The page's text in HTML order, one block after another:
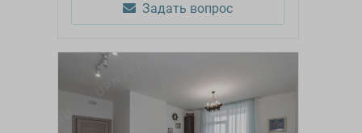
Задать вопрос